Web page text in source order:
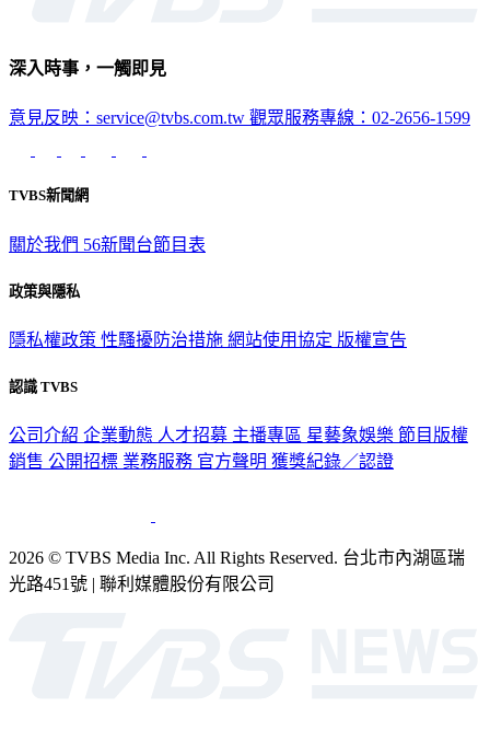
深入時事，一觸即見
意見反映：service@tvbs.com.tw 觀眾服務專線：02-2656-1599
TVBS新聞網
關於我們 56新聞台節目表
政策與隱私
隱私權政策 性騷擾防治措施 網站使用協定 版權宣告
認識 TVBS
公司介紹 企業動態 人才招募 主播專區 星藝象娛樂 節目版權
銷售 公開招標 業務服務 官方聲明 獲獎紀錄／認證
2026 © TVBS Media Inc. All Rights Reserved. 台北市內湖區瑞
光路451號 | 聯利媒體股份有限公司